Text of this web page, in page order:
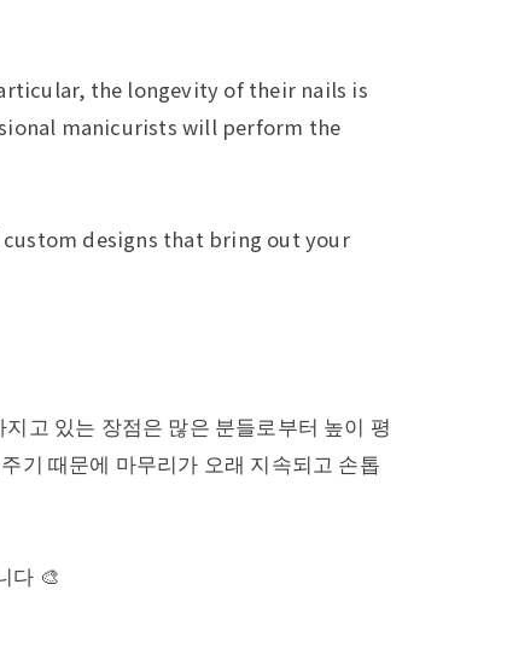
the longevity of their nails is
manicurists will perform the
designs that bring out your
고 있는 장점은 많은 분들로부터 높이 평
기 때문에 마무리가 오래 지속되고 손톱
다 🎨